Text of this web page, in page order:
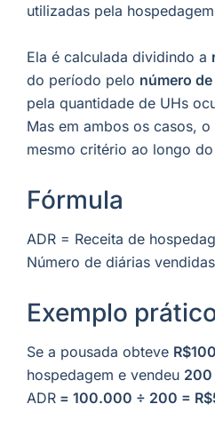
utilizadas pela
Ela é calculada dividindo a
do período pelo número
pela quantidade de UHs
Mas em ambos os casos,
mesmo critério ao longo
Fórmula
ADR = Receita de
Número de diárias vendidas
Exemplo
Se a pousada obteve
hospedagem e vendeu 200
ADR = 100.000 ÷ 200 =